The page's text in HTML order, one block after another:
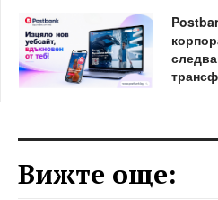
Вижте още: